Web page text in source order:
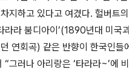
지하고 있다고 여겼다. 헐버트
라라 붐디아이’(1890년대 미국
연회곡) 같은 반향이 한국인들
“그러나 아리랑은 ‘타라라~’에